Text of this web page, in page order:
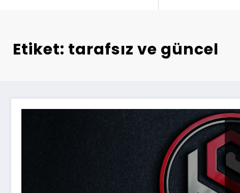
Etiket: tarafsız ve güncel